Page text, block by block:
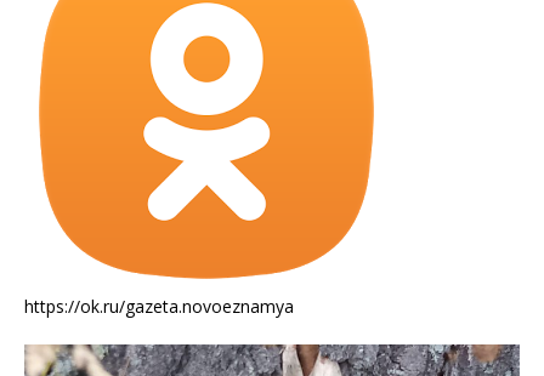
https://ok.ru/gazeta.novoeznamya